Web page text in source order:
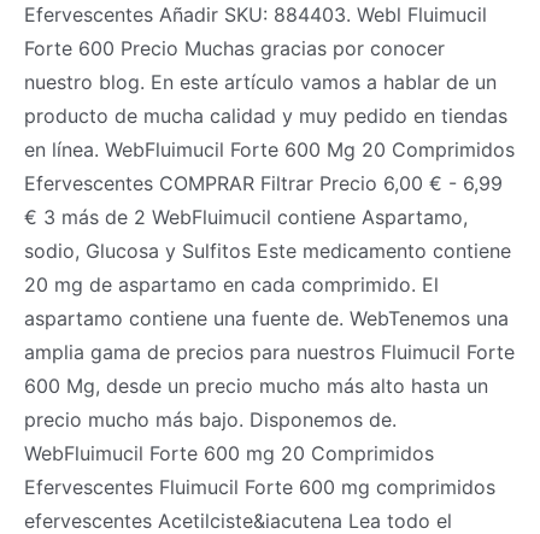
Efervescentes Añadir SKU: 884403. Webl Fluimucil
Forte 600 Precio ️Muchas gracias por conocer
nuestro blog. En este artículo vamos a hablar de un
producto de mucha calidad y muy pedido en tiendas
en línea. WebFluimucil Forte 600 Mg 20 Comprimidos
Efervescentes COMPRAR Filtrar Precio 6,00 € - 6,99
€ 3 más de 2 WebFluimucil contiene Aspartamo,
sodio, Glucosa y Sulfitos Este medicamento contiene
20 mg de aspartamo en cada comprimido. El
aspartamo contiene una fuente de. WebTenemos una
amplia gama de precios para nuestros Fluimucil Forte
600 Mg, desde un precio mucho más alto hasta un
precio mucho más bajo. Disponemos de.
WebFluimucil Forte 600 mg 20 Comprimidos
Efervescentes Fluimucil Forte 600 mg comprimidos
efervescentes Acetilciste&iacutena Lea todo el